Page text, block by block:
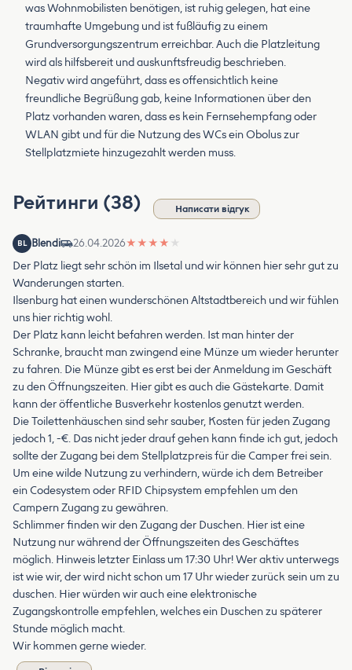
was Wohnmobilisten benötigen, ist ruhig gelegen, hat eine
traumhafte Umgebung und ist fußläufig zu einem
Grundversorgungszentrum erreichbar. Auch die Platzleitung
wird als hilfsbereit und auskunftsfreudig beschrieben.
Negativ wird angeführt, dass es offensichtlich keine
freundliche Begrüßung gab, keine Informationen über den
Platz vorhanden waren, dass es kein Fernsehempfang oder
WLAN gibt und für die Nutzung des WCs ein Obolus zur
Stellplatzmiete hinzugezahlt werden muss.
Рейтинги (38) Написати відгук
BL Blendi 26.04.2026★ ★ ★ ★ ★
Der Platz liegt sehr schön im Ilsetal und wir können hier sehr gut zu
Wanderungen starten.
Ilsenburg hat einen wunderschönen Altstadtbereich und wir fühlen
uns hier richtig wohl.
Der Platz kann leicht befahren werden. Ist man hinter der
Schranke, braucht man zwingend eine Münze um wieder herunter
zu fahren. Die Münze gibt es erst bei der Anmeldung im Geschäft
zu den Öffnungszeiten. Hier gibt es auch die Gästekarte. Damit
kann der öffentliche Busverkehr kostenlos genutzt werden.
Die Toilettenhäuschen sind sehr sauber, Kosten für jeden Zugang
jedoch 1, -€. Das nicht jeder drauf gehen kann finde ich gut, jedoch
sollte der Zugang bei dem Stellplatzpreis für die Camper frei sein.
Um eine wilde Nutzung zu verhindern, würde ich dem Betreiber
ein Codesystem oder RFID Chipsystem empfehlen um den
Campern Zugang zu gewähren.
Schlimmer finden wir den Zugang der Duschen. Hier ist eine
Nutzung nur während der Öffnungszeiten des Geschäftes
möglich. Hinweis letzter Einlass um 17:30 Uhr! Wer aktiv unterwegs
ist wie wir, der wird nicht schon um 17 Uhr wieder zurück sein um zu
duschen. Hier würden wir auch eine elektronische
Zugangskontrolle empfehlen, welches ein Duschen zu späterer
Stunde möglich macht.
Wir kommen gerne wieder.